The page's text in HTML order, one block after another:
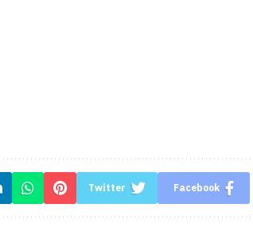
Facebook
Twitter